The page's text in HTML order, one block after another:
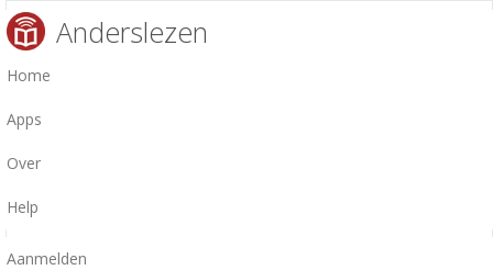
Anderslezen
Home
Apps
Over
Help
Aanmelden